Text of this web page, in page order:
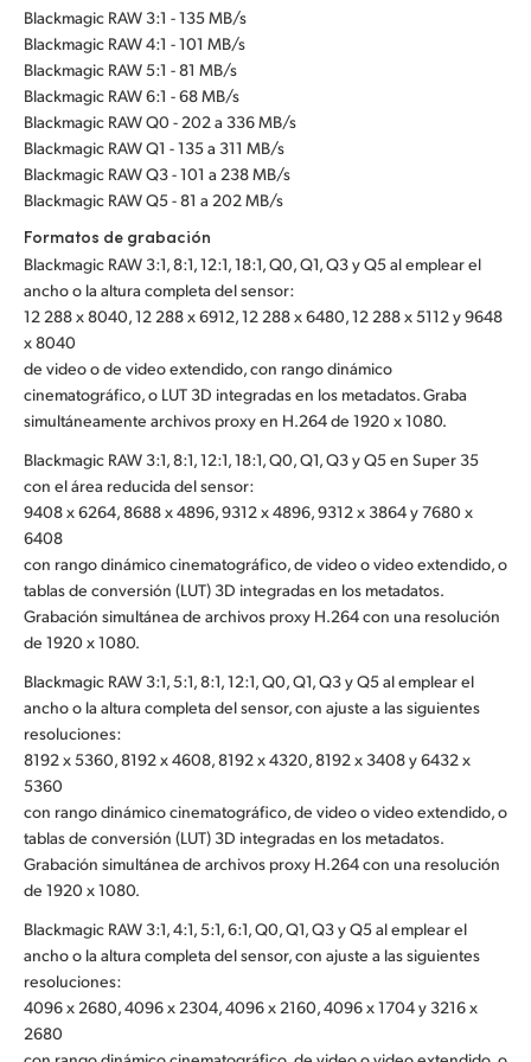
Blackmagic RAW 3:1 - 135 MB/s
Blackmagic RAW 4:1 - 101 MB/s
Blackmagic RAW 5:1 - 81 MB/s
Blackmagic RAW 6:1 - 68 MB/s
Blackmagic RAW Q0 - 202 a 336 MB/s
Blackmagic RAW Q1 - 135 a 311 MB/s
Blackmagic RAW Q3 - 101 a 238 MB/s
Blackmagic RAW Q5 - 81 a 202 MB/s
Formatos de grabación
Blackmagic RAW 3:1, 8:1, 12:1, 18:1, Q0, Q1, Q3 y Q5 al emplear el
ancho o la altura completa del sensor:
12 288 x 8040, 12 288 x 6912, 12 288 x 6480, 12 288 x 5112 y 9648
x 8040
de video o de video extendido, con rango dinámico
cinematográfico, o LUT 3D integradas en los metadatos. Graba
simultáneamente archivos proxy en H.264 de 1920 x 1080.
Blackmagic RAW 3:1, 8:1, 12:1, 18:1, Q0, Q1, Q3 y Q5 en Super 35
con el área reducida del sensor:
9408 x 6264, 8688 x 4896, 9312 x 4896, 9312 x 3864 y 7680 x
6408
con rango dinámico cinematográfico, de video o video extendido, o
tablas de conversión (LUT) 3D integradas en los metadatos.
Grabación simultánea de archivos proxy H.264 con una resolución
de 1920 x 1080.
Blackmagic RAW 3:1, 5:1, 8:1, 12:1, Q0, Q1, Q3 y Q5 al emplear el
ancho o la altura completa del sensor, con ajuste a las siguientes
resoluciones:
8192 x 5360, 8192 x 4608, 8192 x 4320, 8192 x 3408 y 6432 x
5360
con rango dinámico cinematográfico, de video o video extendido, o
tablas de conversión (LUT) 3D integradas en los metadatos.
Grabación simultánea de archivos proxy H.264 con una resolución
de 1920 x 1080.
Blackmagic RAW 3:1, 4:1, 5:1, 6:1, Q0, Q1, Q3 y Q5 al emplear el
ancho o la altura completa del sensor, con ajuste a las siguientes
resoluciones:
4096 x 2680, 4096 x 2304, 4096 x 2160, 4096 x 1704 y 3216 x
2680